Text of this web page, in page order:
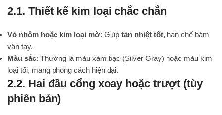
2.1. Thiết kế kim loại chắc chắn
Vỏ nhôm hoặc kim loại mờ: Giúp tản nhiệt tốt, hạn chế bám
vân tay.
Màu sắc: Thường là màu xám bạc (Silver Gray) hoặc màu kim
loại tối, mang phong cách hiện đại.
2.2. Hai đầu cổng xoay hoặc trượt (tùy
phiên bản)